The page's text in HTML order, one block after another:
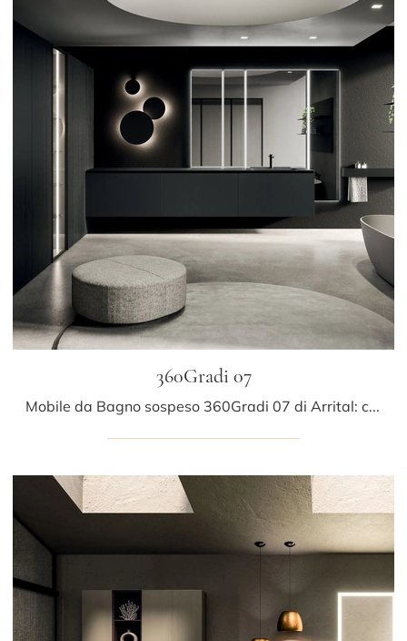
360Gradi 07
Mobile da Bagno sospeso 360Gradi 07 di Arrital: clicca e scopri di più su mobili bagno sospesi in legno e elementi accessori della marca.